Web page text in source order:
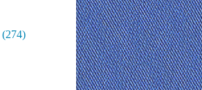
(274)